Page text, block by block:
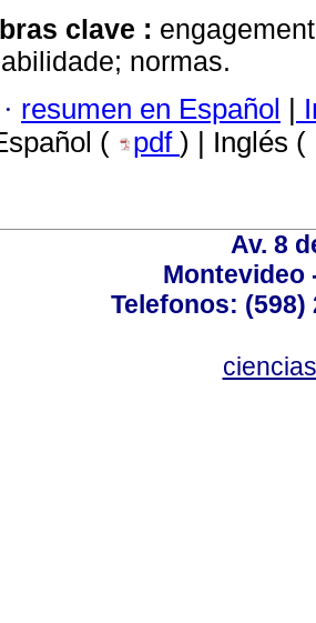
clave :
normas.
· resumen en Español |
( pdf ) | Inglés (
Av. 8
Montevideo
Telefonos: (598)